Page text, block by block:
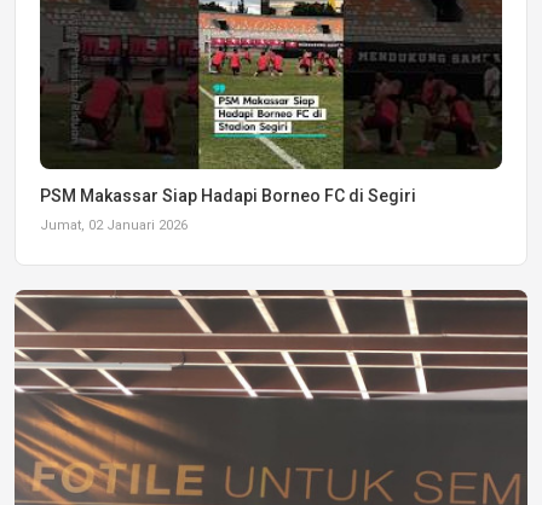
PSM Makassar Siap Hadapi Borneo FC di Segiri
Jumat, 02 Januari 2026